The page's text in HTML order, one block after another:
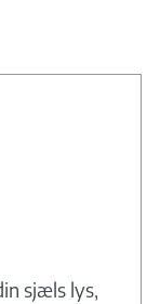
sjæls lys,